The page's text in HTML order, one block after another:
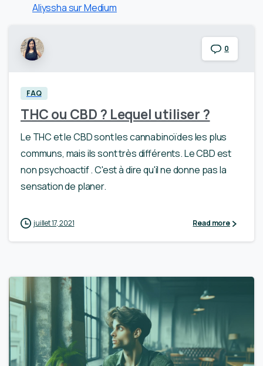
Aliyssha sur Medium
0
FAQ
THC ou CBD ? Lequel utiliser ?
Le THC et le CBD sont les cannabinoïdes les plus
communs, mais ils sont très différents. Le CBD est
non psychoactif . C'est à dire qu'il ne donne pas la
sensation de planer.
juillet 17, 2021 Read more